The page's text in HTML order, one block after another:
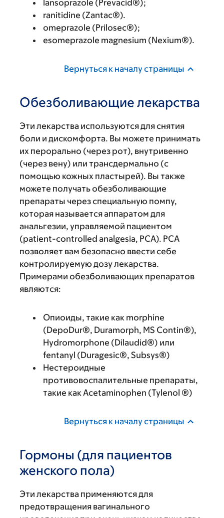
lansoprazole (Prevacid®);
ranitidine (Zantac®).
omeprazole (Prilosec®);
esomeprazole magnesium (Nexium®).
Вернуться к началу страницы
Обезболивающие лекарства
Эти лекарства используются для снятия
боли и дискомфорта. Вы можете принимать
их перорально (через рот), внутривенно
(через вену) или трансдермально (с
помощью кожных пластырей). Вы также
можете получать обезболивающие
препараты через специальную помпу,
которая называется аппаратом для
анальгезии, управляемой пациентом
(patient-controlled analgesia, PCA). PCA
позволяет вам безопасно ввести себе
контролируемую дозу лекарства.
Примерами обезболивающих препаратов
являются:
Опиоиды, такие как morphine
(DepoDur®, Duramorph, MS Contin®),
Hydromorphone (Dilaudid®) или
fentanyl (Duragesic®, Subsys®)
Нестероидные
противовоспалительные препараты,
такие как Acetaminophen (Tylenol ®)
Вернуться к началу страницы
Гормоны (для пациентов
женского пола)
Эти лекарства применяются для
предотвращения вагинального